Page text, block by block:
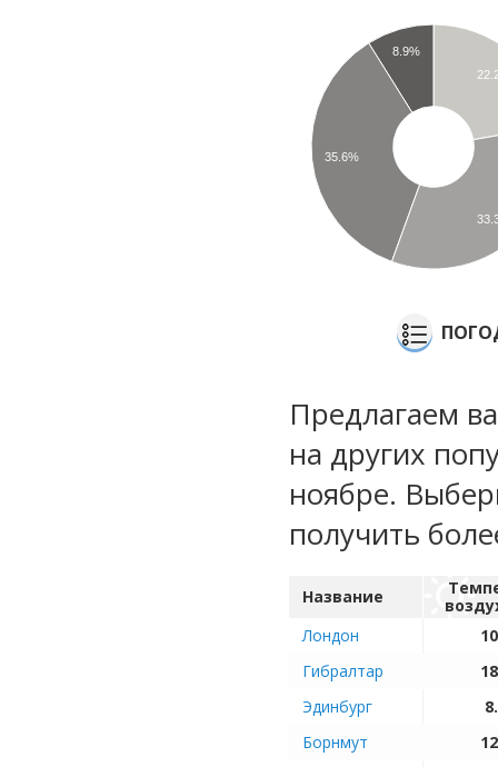
8.9%
35.6%
Предлагаем
на других
ноябре.
получить
Название
Лондон
Гибралтар
Эдинбург
Борнмут